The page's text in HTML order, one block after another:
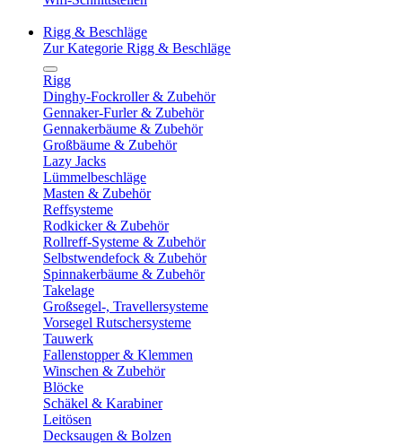
Rigg & Beschläge
Zur Kategorie Rigg & Beschläge
Rigg
Dinghy-Fockroller & Zubehör
Gennaker-Furler & Zubehör
Gennakerbäume & Zubehör
Großbäume & Zubehör
Lazy Jacks
Lümmelbeschläge
Masten & Zubehör
Reffsysteme
Rodkicker & Zubehör
Rollreff-Systeme & Zubehör
Selbstwendefock & Zubehör
Spinnakerbäume & Zubehör
Takelage
Großsegel-, Travellersysteme
Vorsegel Rutschersysteme
Tauwerk
Fallenstopper & Klemmen
Winschen & Zubehör
Blöcke
Schäkel & Karabiner
Leitösen
Decksaugen & Bolzen